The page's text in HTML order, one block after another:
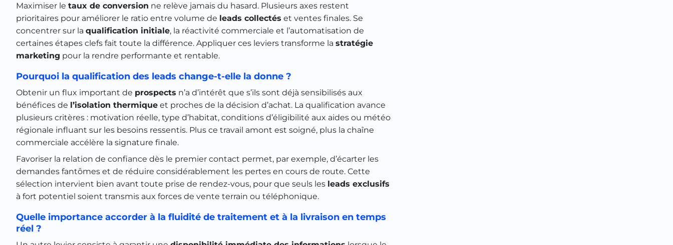
Maximiser le taux de conversion ne relève jamais du hasard. Plusieurs axes restent
prioritaires pour améliorer le ratio entre volume de leads collectés et ventes finales. Se
concentrer sur la qualification initiale, la réactivité commerciale et l’automatisation de
certaines étapes clefs fait toute la différence. Appliquer ces leviers transforme la stratégie
marketing pour la rendre performante et rentable.
Pourquoi la qualification des leads change-t-elle la donne ?
Obtenir un flux important de prospects n’a d’intérêt que s’ils sont déjà sensibilisés aux
bénéfices de l’isolation thermique et proches de la décision d’achat. La qualification avance
plusieurs critères : motivation réelle, type d’habitat, conditions d’éligibilité aux aides ou météo
régionale influant sur les besoins ressentis. Plus ce travail amont est soigné, plus la chaîne
commerciale accélère la signature finale.
Favoriser la relation de confiance dès le premier contact permet, par exemple, d’écarter les
demandes fantômes et de réduire considérablement les pertes en cours de route. Cette
sélection intervient bien avant toute prise de rendez-vous, pour que seuls les leads exclusifs
à fort potentiel soient transmis aux forces de vente terrain ou téléphonique.
Quelle importance accorder à la fluidité de traitement et à la livraison en temps
réel ?